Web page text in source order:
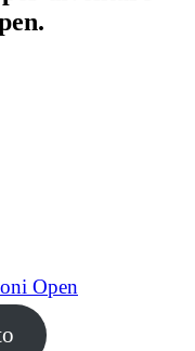
Open